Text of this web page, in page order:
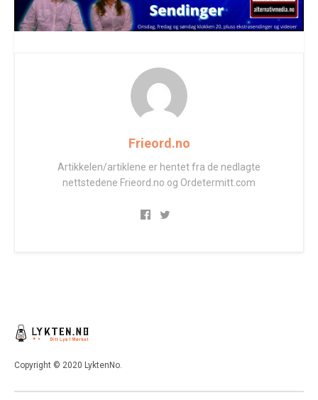
Frieord.no
Artikkelen/artiklene er hentet fra de nedlagte
nettstedene Frieord.no og Ordetermitt.com
Copyright © 2020 LyktenNo.